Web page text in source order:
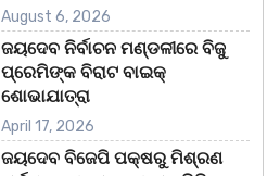
August 6, 2026
ଜୟଦେବ ନିର୍ବାଚନ ମଣ୍ଡଳୀରେ ବିଜୁ
ପ୍ରେମିଙ୍କ ବିରାଟ ବାଇକ୍
ଶୋଭାଯାତ୍ରା
April 17, 2026
ଜୟଦେବ ବିଜେପି ପକ୍ଷରୁ ମିଶ୍ରଣ